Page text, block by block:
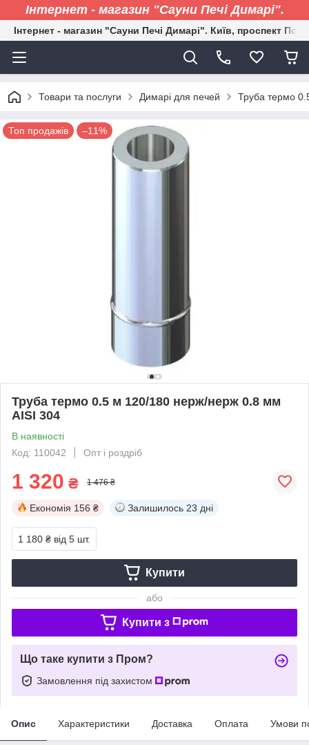
Інтернет - магазин "Сауни Печі Димарі".
Інтернет - магазин "Сауни Печі Димарі". Київ, проспект
Товари та послуги Димарі для печей Труба термо
Топ продажів –11%
Труба термо 0.5 м 120/180 нерж/нерж 0.8 мм
AISI 304
В наявності
Код: 110042
Опт і роздріб
1 320 ₴ 1 476 ₴
Економія 156 ₴ Залишилось 23 дні
1 180 ₴ від 5 шт.
Купити
або
Купити з
Що таке купити з Пром?
Замовлення під захистом
Опис Характеристики Доставка Оплата Умови